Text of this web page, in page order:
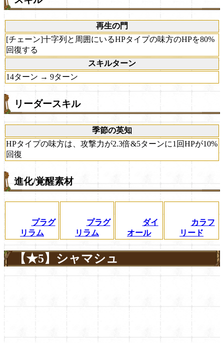
再生の門
[チェーン]十字列と周囲にいるHPタイプの味方のHPを80%
回復する
スキルターン
14ターン → 9ターン
リーダースキル
季節の英知
HPタイプの味方は、攻撃力が2.3倍&5ターンに1回HPが10%
回復
進化/覚醒素材
プラグ
リラム
プラグ
リラム
ダイ
オール
カラフ
リード
【★5】シャマシュ